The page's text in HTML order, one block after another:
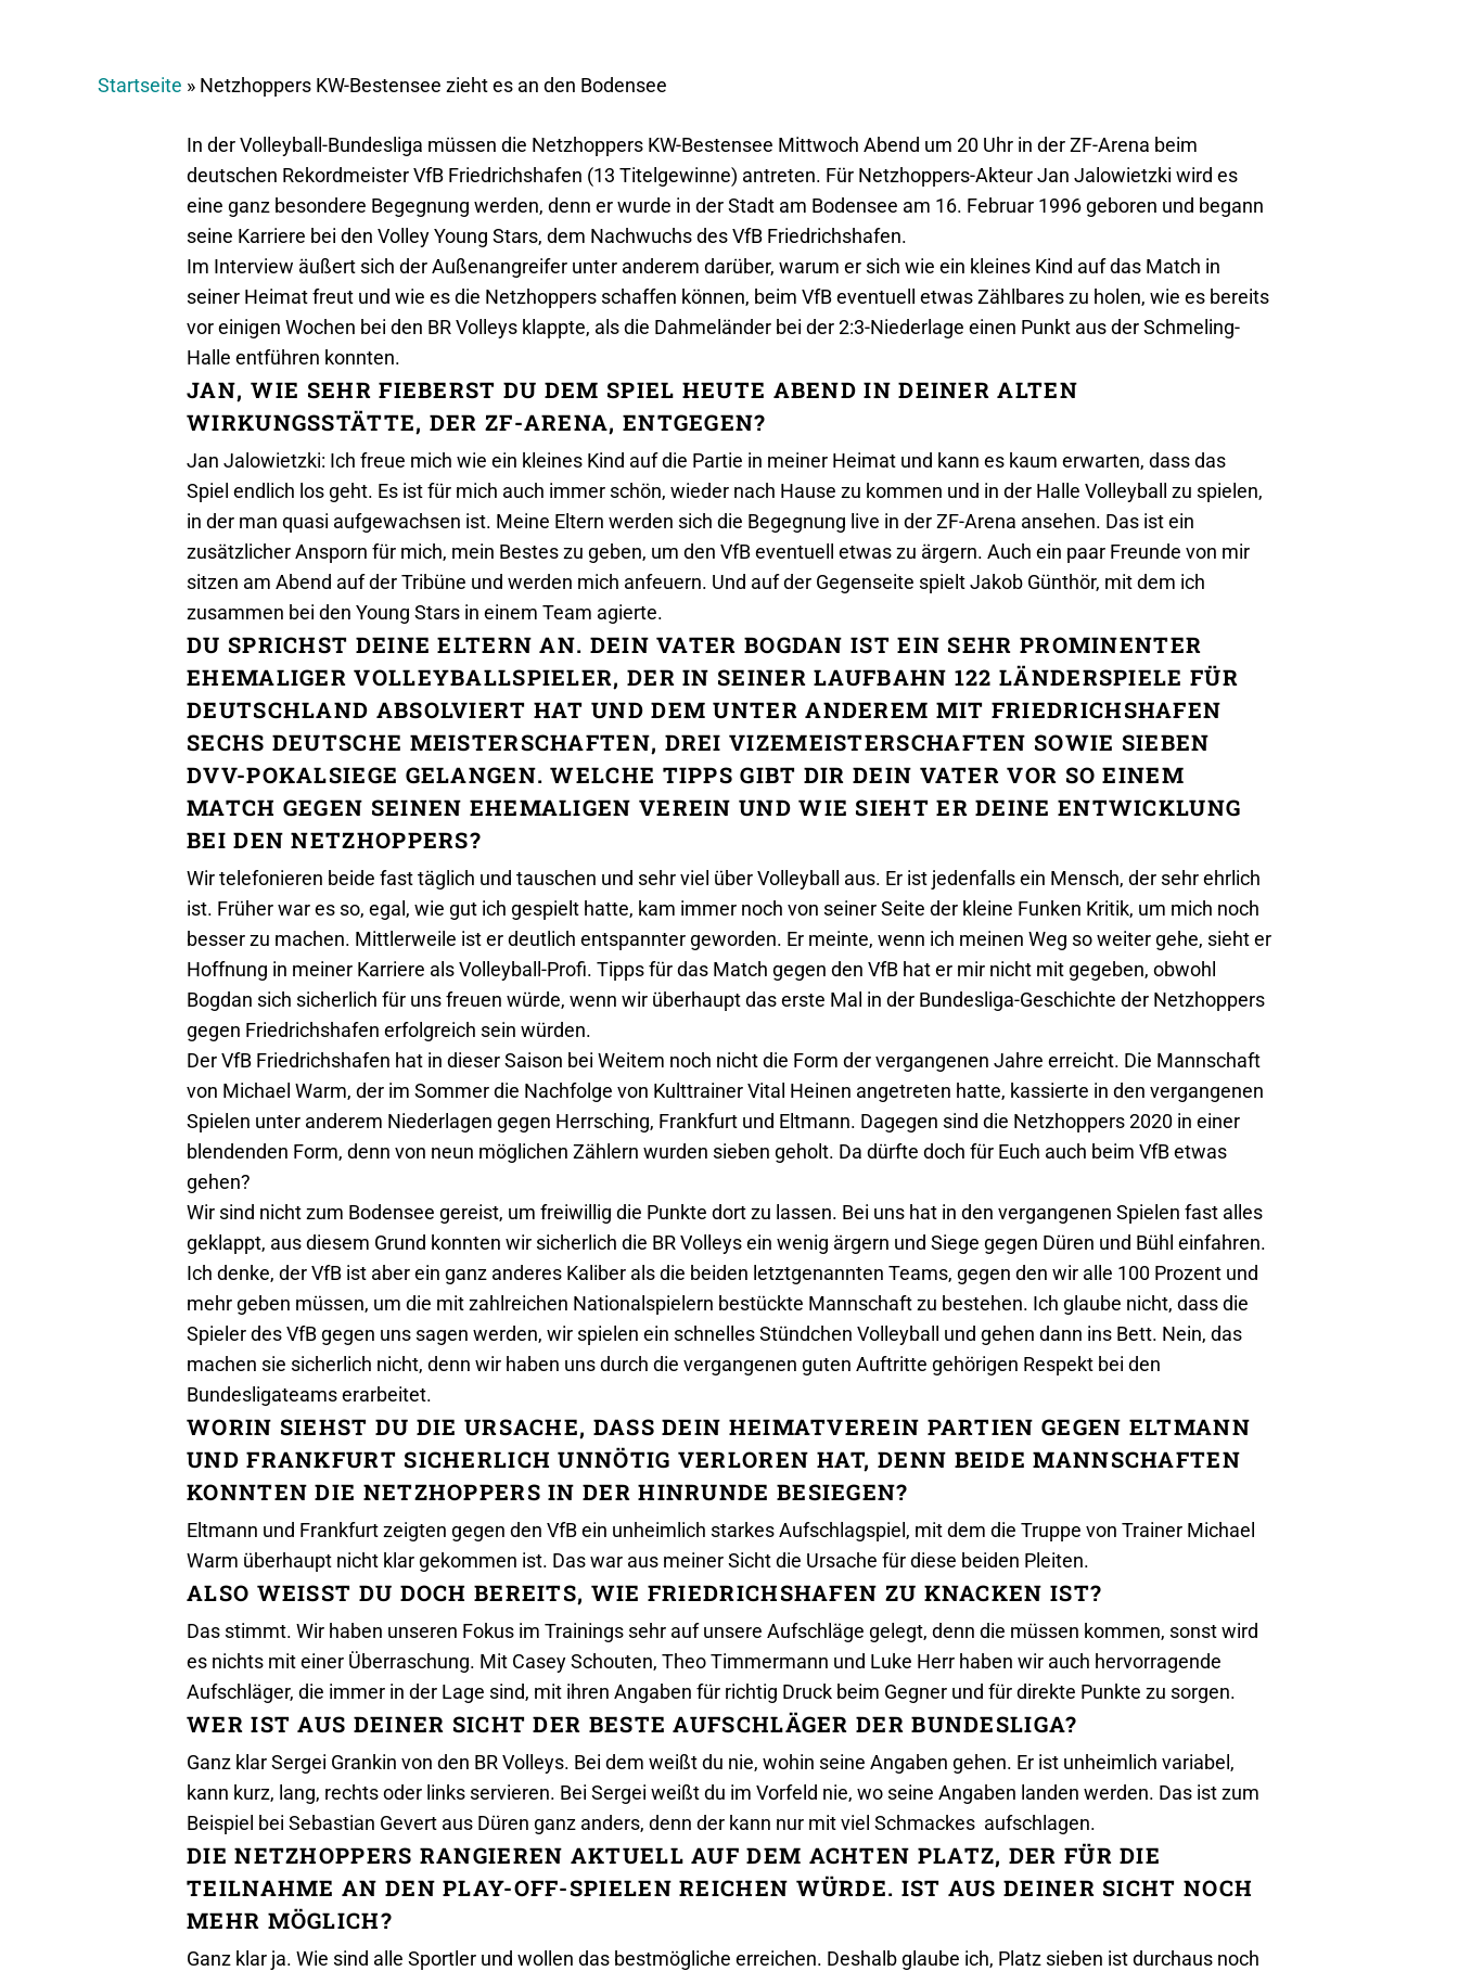
Startseite » Netzhoppers KW-Bestensee zieht es an den Bodensee
In der Volleyball-Bundesliga müssen die Netzhoppers KW-Bestensee Mittwoch Abend um 20 Uhr in der ZF-Arena beim
deutschen Rekordmeister VfB Friedrichshafen (13 Titelgewinne) antreten. Für Netzhoppers-Akteur Jan Jalowietzki wird es
eine ganz besondere Begegnung werden, denn er wurde in der Stadt am Bodensee am 16. Februar 1996 geboren und begann
seine Karriere bei den Volley Young Stars, dem Nachwuchs des VfB Friedrichshafen.
Im Interview äußert sich der Außenangreifer unter anderem darüber, warum er sich wie ein kleines Kind auf das Match in
seiner Heimat freut und wie es die Netzhoppers schaffen können, beim VfB eventuell etwas Zählbares zu holen, wie es bereits
vor einigen Wochen bei den BR Volleys klappte, als die Dahmeländer bei der 2:3-Niederlage einen Punkt aus der Schmeling-
Halle entführen konnten.
JAN, WIE SEHR FIEBERST DU DEM SPIEL HEUTE ABEND IN DEINER ALTEN
WIRKUNGSSTÄTTE, DER ZF-ARENA, ENTGEGEN?
Jan Jalowietzki: Ich freue mich wie ein kleines Kind auf die Partie in meiner Heimat und kann es kaum erwarten, dass das
Spiel endlich los geht. Es ist für mich auch immer schön, wieder nach Hause zu kommen und in der Halle Volleyball zu spielen,
in der man quasi aufgewachsen ist. Meine Eltern werden sich die Begegnung live in der ZF-Arena ansehen. Das ist ein
zusätzlicher Ansporn für mich, mein Bestes zu geben, um den VfB eventuell etwas zu ärgern. Auch ein paar Freunde von mir
sitzen am Abend auf der Tribüne und werden mich anfeuern. Und auf der Gegenseite spielt Jakob Günthör, mit dem ich
zusammen bei den Young Stars in einem Team agierte.
DU SPRICHST DEINE ELTERN AN. DEIN VATER BOGDAN IST EIN SEHR PROMINENTER
EHEMALIGER VOLLEYBALLSPIELER, DER IN SEINER LAUFBAHN 122 LÄNDERSPIELE FÜR
DEUTSCHLAND ABSOLVIERT HAT UND DEM UNTER ANDEREM MIT FRIEDRICHSHAFEN
SECHS DEUTSCHE MEISTERSCHAFTEN, DREI VIZEMEISTERSCHAFTEN SOWIE SIEBEN
DVV-POKALSIEGE GELANGEN. WELCHE TIPPS GIBT DIR DEIN VATER VOR SO EINEM
MATCH GEGEN SEINEN EHEMALIGEN VEREIN UND WIE SIEHT ER DEINE ENTWICKLUNG
BEI DEN NETZHOPPERS?
Wir telefonieren beide fast täglich und tauschen und sehr viel über Volleyball aus. Er ist jedenfalls ein Mensch, der sehr ehrlich
ist. Früher war es so, egal, wie gut ich gespielt hatte, kam immer noch von seiner Seite der kleine Funken Kritik, um mich noch
besser zu machen. Mittlerweile ist er deutlich entspannter geworden. Er meinte, wenn ich meinen Weg so weiter gehe, sieht er
Hoffnung in meiner Karriere als Volleyball-Profi. Tipps für das Match gegen den VfB hat er mir nicht mit gegeben, obwohl
Bogdan sich sicherlich für uns freuen würde, wenn wir überhaupt das erste Mal in der Bundesliga-Geschichte der Netzhoppers
gegen Friedrichshafen erfolgreich sein würden.
Der VfB Friedrichshafen hat in dieser Saison bei Weitem noch nicht die Form der vergangenen Jahre erreicht. Die Mannschaft
von Michael Warm, der im Sommer die Nachfolge von Kulttrainer Vital Heinen angetreten hatte, kassierte in den vergangenen
Spielen unter anderem Niederlagen gegen Herrsching, Frankfurt und Eltmann. Dagegen sind die Netzhoppers 2020 in einer
blendenden Form, denn von neun möglichen Zählern wurden sieben geholt. Da dürfte doch für Euch auch beim VfB etwas
gehen?
Wir sind nicht zum Bodensee gereist, um freiwillig die Punkte dort zu lassen. Bei uns hat in den vergangenen Spielen fast alles
geklappt, aus diesem Grund konnten wir sicherlich die BR Volleys ein wenig ärgern und Siege gegen Düren und Bühl einfahren.
Ich denke, der VfB ist aber ein ganz anderes Kaliber als die beiden letztgenannten Teams, gegen den wir alle 100 Prozent und
mehr geben müssen, um die mit zahlreichen Nationalspielern bestückte Mannschaft zu bestehen. Ich glaube nicht, dass die
Spieler des VfB gegen uns sagen werden, wir spielen ein schnelles Stündchen Volleyball und gehen dann ins Bett. Nein, das
machen sie sicherlich nicht, denn wir haben uns durch die vergangenen guten Auftritte gehörigen Respekt bei den
Bundesligateams erarbeitet.
WORIN SIEHST DU DIE URSACHE, DASS DEIN HEIMATVEREIN PARTIEN GEGEN ELTMANN
UND FRANKFURT SICHERLICH UNNÖTIG VERLOREN HAT, DENN BEIDE MANNSCHAFTEN
KONNTEN DIE NETZHOPPERS IN DER HINRUNDE BESIEGEN?
Eltmann und Frankfurt zeigten gegen den VfB ein unheimlich starkes Aufschlagspiel, mit dem die Truppe von Trainer Michael
Warm überhaupt nicht klar gekommen ist. Das war aus meiner Sicht die Ursache für diese beiden Pleiten.
ALSO WEISST DU DOCH BEREITS, WIE FRIEDRICHSHAFEN ZU KNACKEN IST?
Das stimmt. Wir haben unseren Fokus im Trainings sehr auf unsere Aufschläge gelegt, denn die müssen kommen, sonst wird
es nichts mit einer Überraschung. Mit Casey Schouten, Theo Timmermann und Luke Herr haben wir auch hervorragende
Aufschläger, die immer in der Lage sind, mit ihren Angaben für richtig Druck beim Gegner und für direkte Punkte zu sorgen.
WER IST AUS DEINER SICHT DER BESTE AUFSCHLÄGER DER BUNDESLIGA?
Ganz klar Sergei Grankin von den BR Volleys. Bei dem weißt du nie, wohin seine Angaben gehen. Er ist unheimlich variabel,
kann kurz, lang, rechts oder links servieren. Bei Sergei weißt du im Vorfeld nie, wo seine Angaben landen werden. Das ist zum
Beispiel bei Sebastian Gevert aus Düren ganz anders, denn der kann nur mit viel Schmackes aufschlagen.
DIE NETZHOPPERS RANGIEREN AKTUELL AUF DEM ACHTEN PLATZ, DER FÜR DIE
TEILNAHME AN DEN PLAY-OFF-SPIELEN REICHEN WÜRDE. IST AUS DEINER SICHT NOCH
MEHR MÖGLICH?
Ganz klar ja. Wie sind alle Sportler und wollen das bestmögliche erreichen. Deshalb glaube ich, Platz sieben ist durchaus noch